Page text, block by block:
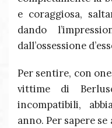
e coraggiosa,
dando
dall’ossessione
Per sentire, con
vittime di
incompatibili,
anno. Per sapere